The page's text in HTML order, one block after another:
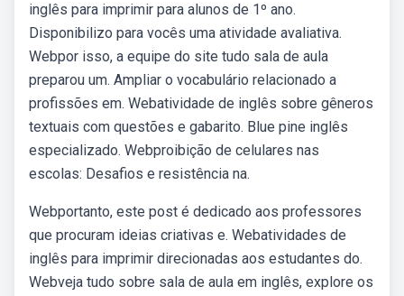
inglês para imprimir para alunos de 1º ano.
Disponibilizo para vocês uma atividade avaliativa.
Webpor isso, a equipe do site tudo sala de aula
preparou um. Ampliar o vocabulário relacionado a
profissões em. Webatividade de inglês sobre gêneros
textuais com questões e gabarito. Blue pine inglês
especializado. Webproibição de celulares nas
escolas: Desafios e resistência na.
Webportanto, este post é dedicado aos professores
que procuram ideias criativas e. Webatividades de
inglês para imprimir direcionadas aos estudantes do.
Webveja tudo sobre sala de aula em inglês, explore os